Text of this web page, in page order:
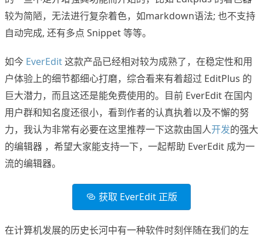
较为简陋，无法进行复杂着色，如markdown语法; 也不支持
自动完成, 还有多点 Snippet 等等。
如今 EverEdit这款产品已经相对较为成熟了，在稳定性和用
户体验上的细节都细心打磨，综合看来有着超过 EditPlus 的
巨大潜力，而且这还是能免费使用的。目前 EverEdit 在国内
用户群和知名度还很小，看到作者的认真执着以及不懈的努
力，我认为非常有必要在这里推荐一下这款由国人开发的强大
的编辑器 ，希望大家能支持一下，一起帮助 EverEdit 成为一
流的编辑器。
获取 EverEdit 正版
在计算机发展的历史长河中有一种软件时刻伴随在我们的左